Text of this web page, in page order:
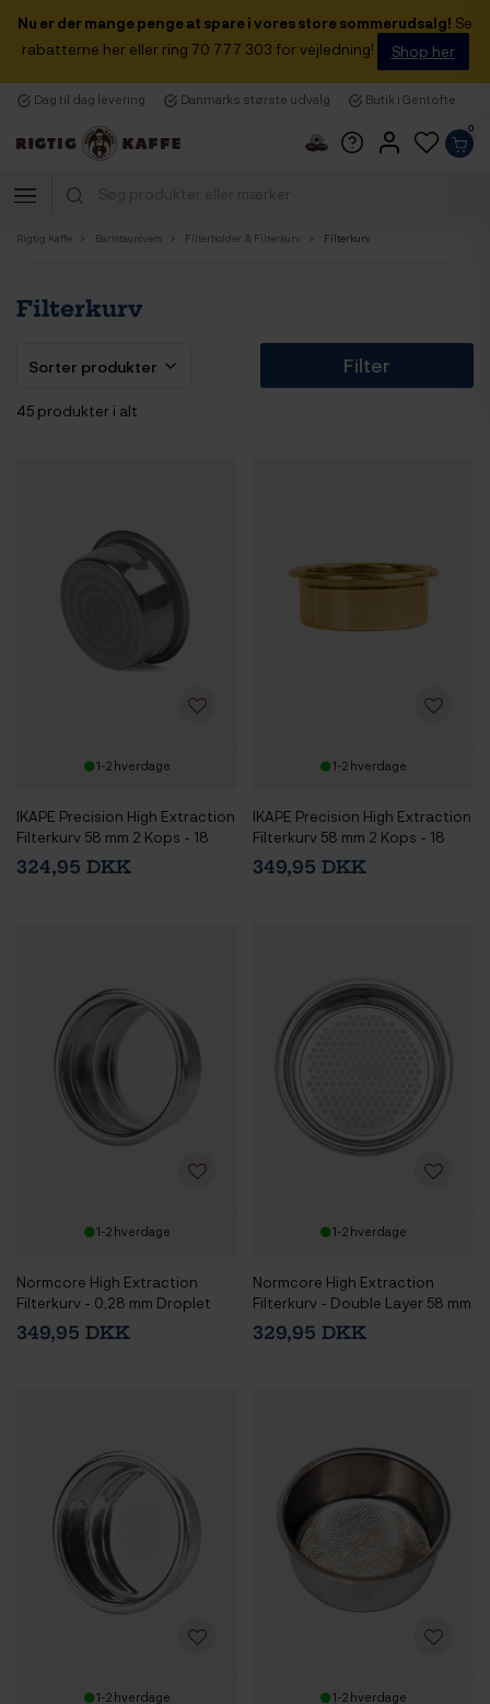
Nu er der mange penge at spare i vores store sommerudsalg! Se
rabatterne her eller ring 70 777 303 for vejledning!
Shop her
Dag til dag levering Danmarks største udvalg Butik i Gentofte
0
Rigtig Kaffe Baristaunivers Filterholder & Filterkurv Filterkurv
Filterkurv
45 produkter i alt
Filter
1-2 hverdage
IKAPE Precision High Extraction
Filterkurv 58 mm 2 Kops - 18
gram Sølv
324,95 DKK
1-2 hverdage
IKAPE Precision High Extraction
Filterkurv 58 mm 2 Kops - 18
gram Guld
349,95 DKK
1-2 hverdage
Normcore High Extraction
Filterkurv - 0,28 mm Droplet
Design 58 mm 2 Kops - 18 gram
349,95 DKK
1-2 hverdage
Normcore High Extraction
Filterkurv - Double Layer 58 mm
2 Kops - 18 gram
329,95 DKK
1-2 hverdage 1-2 hverdage